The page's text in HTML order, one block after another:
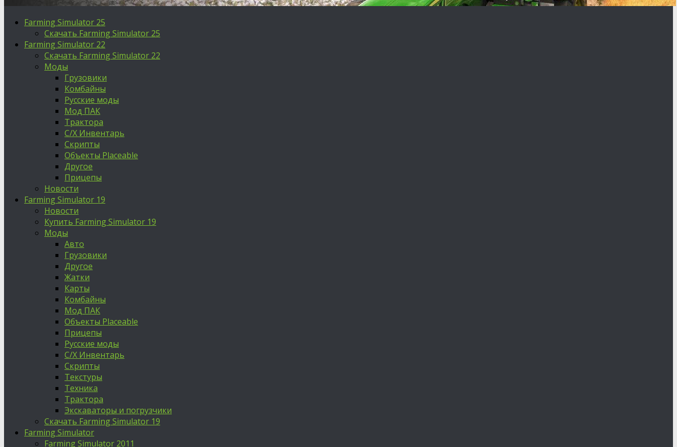
Farming Simulator 25
Скачать Farming Simulator 25
Farming Simulator 22
Скачать Farming Simulator 22
Моды
Грузовики
Комбайны
Русские моды
Мод ПАК
Трактора
С/Х Инвентарь
Скрипты
Объекты Placeable
Другое
Прицепы
Новости
Farming Simulator 19
Новости
Купить Farming Simulator 19
Моды
Авто
Грузовики
Другое
Жатки
Карты
Комбайны
Мод ПАК
Объекты Placeable
Прицепы
Русские моды
С/Х Инвентарь
Скрипты
Текстуры
Техника
Трактора
Экскаваторы и погрузчики
Скачать Farming Simulator 19
Farming Simulator
Farming Simulator 2011